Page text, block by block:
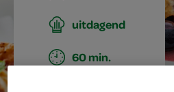
uitdagend
60 min.